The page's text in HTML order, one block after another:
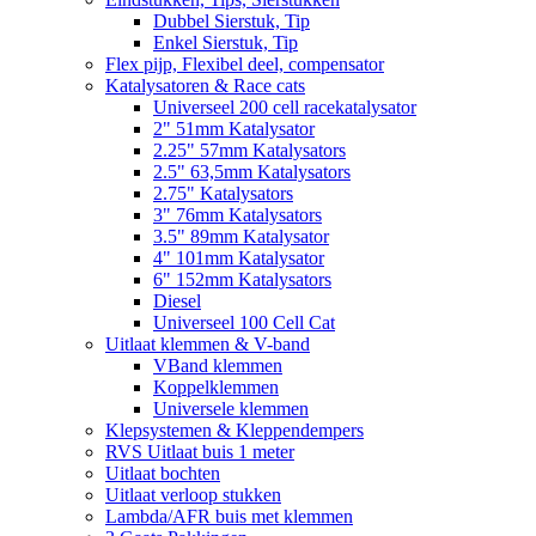
Dubbel Sierstuk, Tip
Enkel Sierstuk, Tip
Flex pijp, Flexibel deel, compensator
Katalysatoren & Race cats
Universeel 200 cell racekatalysator
2" 51mm Katalysator
2.25" 57mm Katalysators
2.5" 63,5mm Katalysators
2.75" Katalysators
3" 76mm Katalysators
3.5" 89mm Katalysator
4" 101mm Katalysator
6" 152mm Katalysators
Diesel
Universeel 100 Cell Cat
Uitlaat klemmen & V-band
VBand klemmen
Koppelklemmen
Universele klemmen
Klepsystemen & Kleppendempers
RVS Uitlaat buis 1 meter
Uitlaat bochten
Uitlaat verloop stukken
Lambda/AFR buis met klemmen